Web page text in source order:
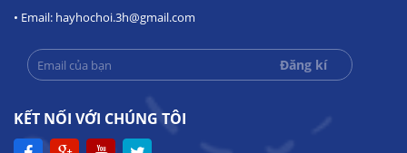
• Email: hayhochoi.3h@gmail.com
KẾT NỐI VỚI CHÚNG TÔI